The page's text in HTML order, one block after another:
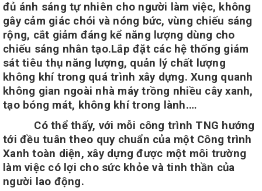
đủ ánh sáng tự nhiên cho người làm việc, không
gây cảm giác chói và nóng bức, vùng chiếu sáng
rộng, cắt giảm đáng kể năng lượng dùng cho
chiếu sáng nhân tạo.Lắp đặt các hệ thống giám
sát tiêu thụ năng lượng, quản lý chất lượng
không khí trong quá trình xây dựng. Xung quanh
không gian ngoài nhà máy trồng nhiều cây xanh,
tạo bóng mát, không khí trong lành.…
Có thể thấy, với mỗi công trình TNG hướng
tới đều tuân theo quy chuẩn của một Công trình
Xanh toàn diện, xây dựng được một môi trường
làm việc có lợi cho sức khỏe và tinh thần của
người lao động.